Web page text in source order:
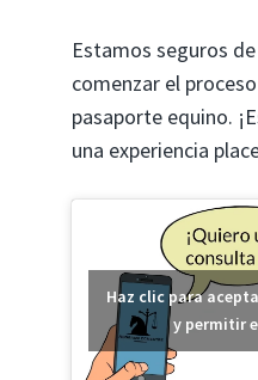
Estamos seguros
comenzar el
pasaporte equino.
una experiencia
Haz clic para
y permitir